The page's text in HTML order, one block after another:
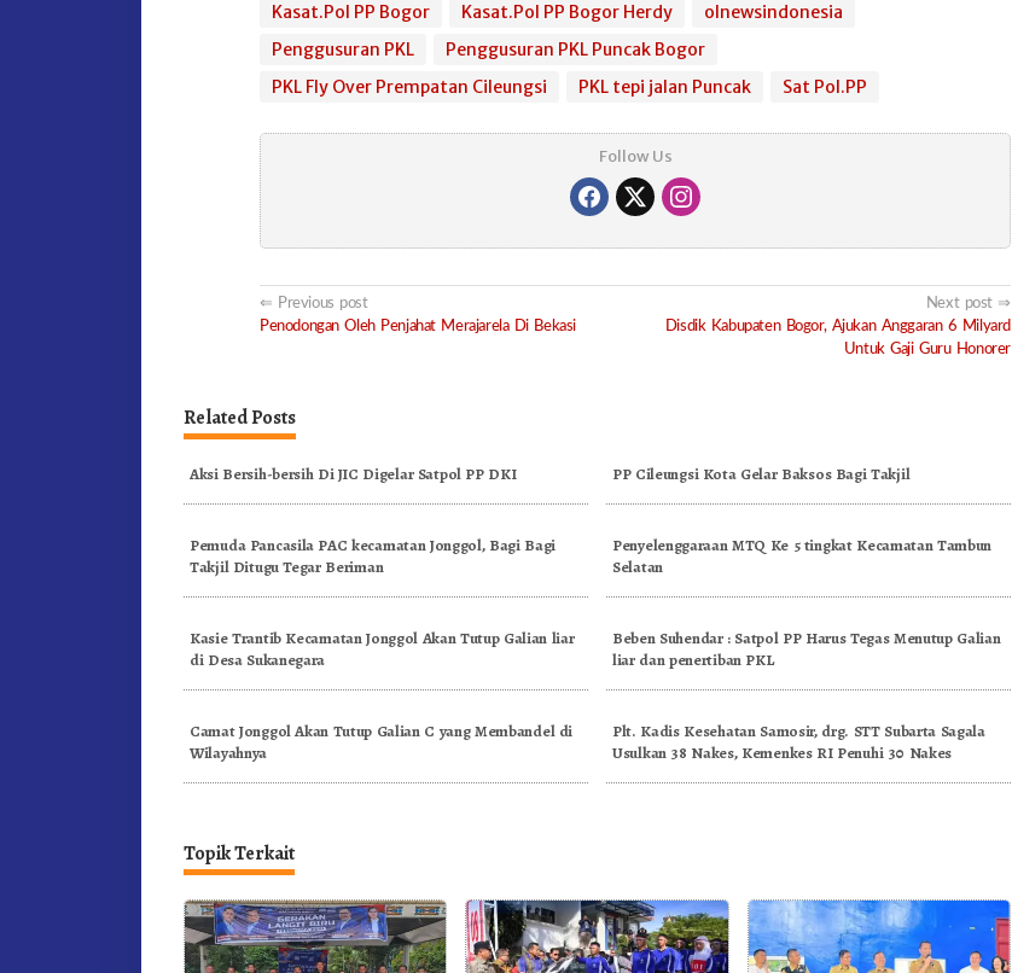
Kasat.Pol PP Bogor Kasat.Pol PP Bogor Herdy
olnewsindonesia
Penggusuran PKL
Penggusuran PKL Puncak Bogor
PKL Fly Over Prempatan Cileungsi
PKL tepi jalan Puncak Sat Pol.PP
Follow Us
Post
navigation
Previous post
Penodongan Oleh Penjahat Merajarela Di Bekasi
Next post
Disdik Kabupaten Bogor, Ajukan Anggaran 6 Milyard
Untuk Gaji Guru Honorer
Related Posts
Aksi Bersih-bersih Di JIC Digelar Satpol PP DKI PP Cileungsi Kota Gelar Baksos Bagi Takjil
Pemuda Pancasila PAC kecamatan Jonggol, Bagi Bagi
Takjil Ditugu Tegar Beriman
Penyelenggaraan MTQ Ke 5 tingkat Kecamatan Tambun
Selatan
Kasie Trantib Kecamatan Jonggol Akan Tutup Galian liar
di Desa Sukanegara
Beben Suhendar : Satpol PP Harus Tegas Menutup Galian
liar dan penertiban PKL
Camat Jonggol Akan Tutup Galian C yang Membandel di
Wilayahnya
Plt. Kadis Kesehatan Samosir, drg. STT Subarta Sagala
Usulkan 38 Nakes, Kemenkes RI Penuhi 30 Nakes
Topik Terkait